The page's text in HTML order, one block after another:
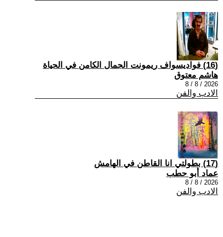
(16) فواديسواف ريمونت الجمال الكامن في الحياة
هاشم معتوق
2026 / 8 / 8
الادب والفن
(17) بطولتي انا القاطن في الهامش
عماد أبو حطب
2026 / 8 / 8
الادب والفن